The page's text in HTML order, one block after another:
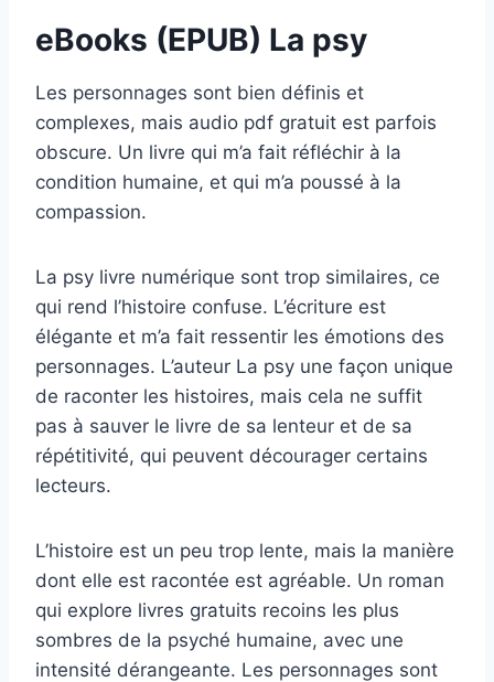
eBooks (EPUB) La psy
Les personnages sont bien définis et
complexes, mais audio pdf gratuit est parfois
obscure. Un livre qui m’a fait réfléchir à la
condition humaine, et qui m’a poussé à la
compassion.
La psy livre numérique sont trop similaires, ce
qui rend l’histoire confuse. L’écriture est
élégante et m’a fait ressentir les émotions des
personnages. L’auteur La psy une façon unique
de raconter les histoires, mais cela ne suffit
pas à sauver le livre de sa lenteur et de sa
répétitivité, qui peuvent décourager certains
lecteurs.
L’histoire est un peu trop lente, mais la manière
dont elle est racontée est agréable. Un roman
qui explore livres gratuits recoins les plus
sombres de la psyché humaine, avec une
intensité dérangeante. Les personnages sont